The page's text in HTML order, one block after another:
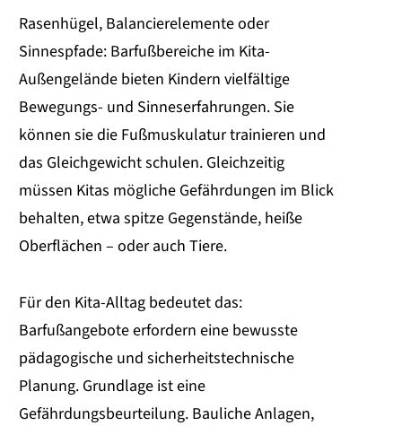
Rasenhügel, Balancierelemente oder
Sinnespfade: Barfußbereiche im Kita-
Außengelände bieten Kindern vielfältige
Bewegungs- und Sinneserfahrungen. Sie
können sie die Fußmuskulatur trainieren und
das Gleichgewicht schulen. Gleichzeitig
müssen Kitas mögliche Gefährdungen im Blick
behalten, etwa spitze Gegenstände, heiße
Oberflächen – oder auch Tiere.
Für den Kita-Alltag bedeutet das:
Barfußangebote erfordern eine bewusste
pädagogische und sicherheitstechnische
Planung. Grundlage ist eine
Gefährdungsbeurteilung. Bauliche Anlagen,